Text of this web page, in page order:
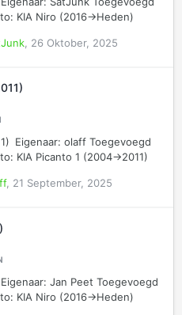
deze auto: KIA Niro (2016->Heden)
26 Oktober, 2025
deze auto: KIA Picanto 1 (2004->2011)
, 21 September, 2025
deze auto: KIA Niro (2016->Heden)